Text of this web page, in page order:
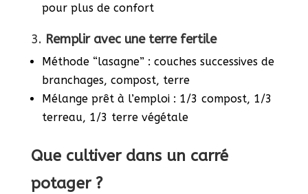
pour plus de confort
3. Remplir avec une terre fertile
Méthode “lasagne” : couches successives de
branchages, compost, terre
Mélange prêt à l’emploi : 1/3 compost, 1/3
terreau, 1/3 terre végétale
Que cultiver dans un carré
potager ?